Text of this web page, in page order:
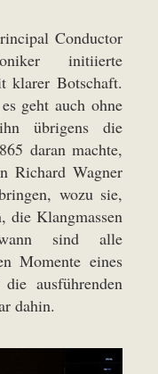
Conductor
initiierte
klarer Botschaft.
geht auch ohne
übrigens die
daran machte,
Richard Wagner
wozu sie,
die Klangmassen
sind alle
Momente eines
ausführenden
dahin.